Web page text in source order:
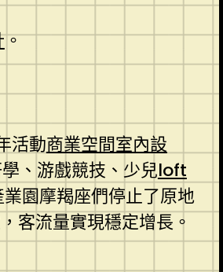
。
活動商業空間室內設
、游戲競技、少兒loft
園摩羯座們停止了原地
客流量實現穩定增長。